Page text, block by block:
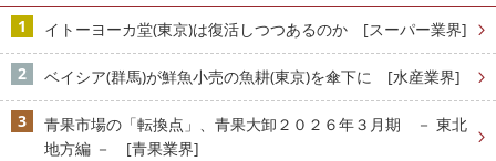
イトーヨーカ堂(東京)は復活しつつあるのか [スーパー業界]
ベイシア(群馬)が鮮魚小売の魚耕(東京)を傘下に [水産業界]
青果市場の「転換点」、青果大卸２０２６年３月期 － 東北
地方編 － [青果業界]